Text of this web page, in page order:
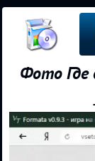
Фото Где